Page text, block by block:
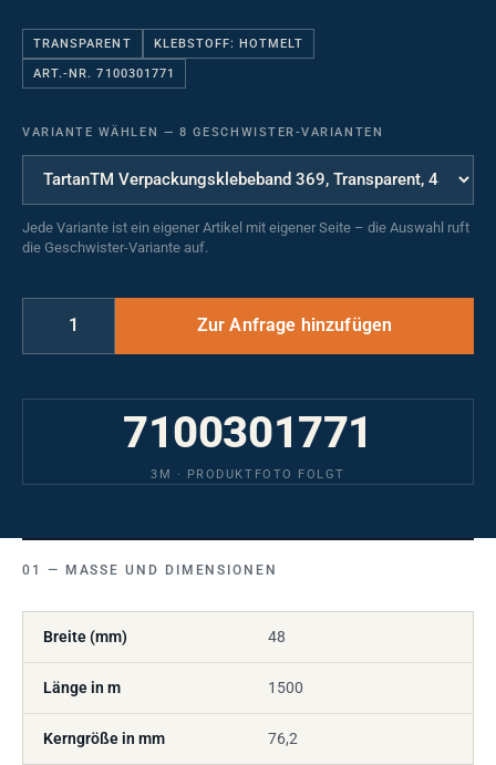
TRANSPARENT KLEBSTOFF: HOTMELT
ART.-NR. 7100301771
VARIANTE WÄHLEN — 8 GESCHWISTER-VARIANTEN
Jede Variante ist ein eigener Artikel mit eigener Seite – die Auswahl ruft
die Geschwister-Variante auf.
7100301771
3M · PRODUKTFOTO FOLGT
MASSE UND DIMENSIONEN
Breite (mm) 48
Länge in m 1500
Kerngröße in mm 76,2